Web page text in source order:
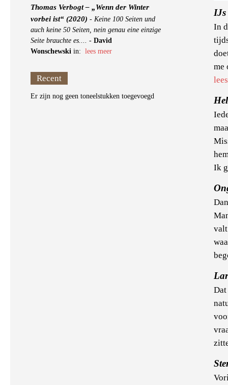
Thomas Verbogt – „Wenn der Winter
vorbei ist“ (2020) - Keine 100 Seiten und
auch keine 50 Seiten, nein genau eine einzige
Seite brauchte es.... - David
Wonschewski in: lees meer
Recent
Er zijn nog geen toneelstukken toegevoegd
IJs
In
me
Ik